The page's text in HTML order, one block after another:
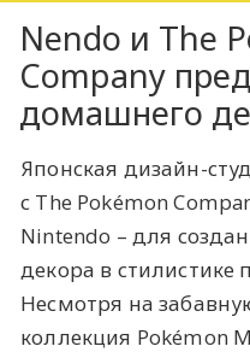
Nendo и The
Company
домашнего
Японская дизайн-
с The Pokémon
Nintendo – для
декора в стилистике
Несмотря на
коллекция Pokémon